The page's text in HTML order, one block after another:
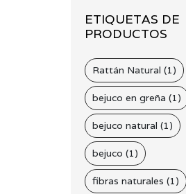
ETIQUETAS DE
PRODUCTOS
Rattán Natural (1)
bejuco en greña (1)
bejuco natural (1)
bejuco (1)
fibras naturales (1)